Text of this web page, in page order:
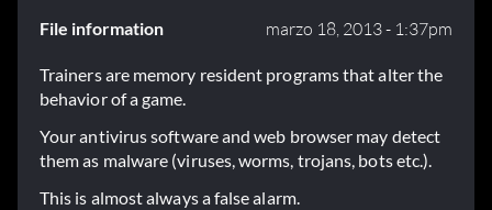
File information marzo 18, 2013 - 1:37pm
Trainers are memory resident programs that alter the
behavior of a game.
Your antivirus software and web browser may detect
them as malware (viruses, worms, trojans, bots etc.).
This is almost always a false alarm.